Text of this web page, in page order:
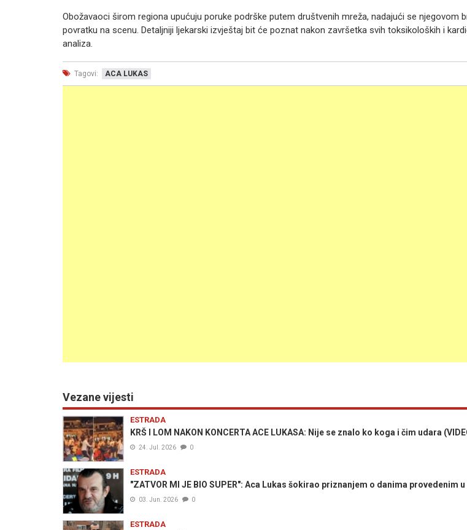
Obožavaoci širom regiona upućuju poruke podrške putem društvenih mreža, nadajući se njegovom
povratku na scenu. Detaljniji ljekarski izvještaj bit će poznat nakon završetka svih toksikoloških i
analiza.
Tagovi: ACA LUKAS
Vezane vijesti
ESTRADA
KRŠ I LOM NAKON KONCERTA ACE LUKASA: Nije se znalo ko koga i čim udara
24. Jul. 2026 0
ESTRADA
"ZATVOR MI JE BIO SUPER": Aca Lukas šokirao priznanjem o danima provedenim
03. Jun. 2026 0
ESTRADA